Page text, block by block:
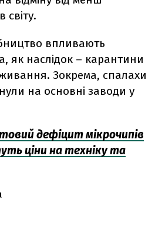
світу.
впливають
як наслідок – карантини
Зокрема, спалахи
на основні заводи у
дефіцит мікрочипів
ціни на техніку та